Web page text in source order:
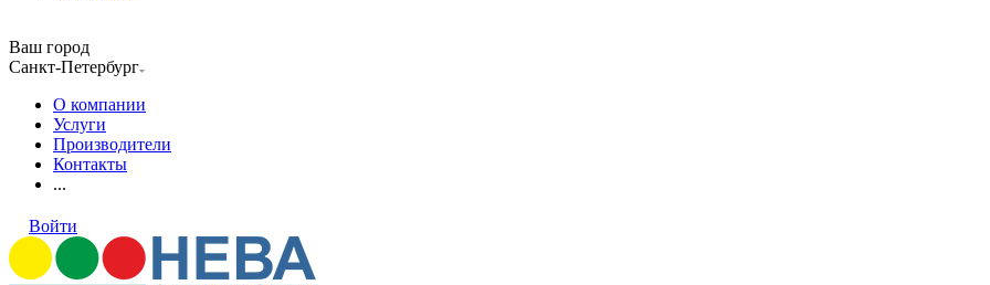
Ваш город
Санкт-Петербург
О компании
Услуги
Производители
Контакты
...
Войти